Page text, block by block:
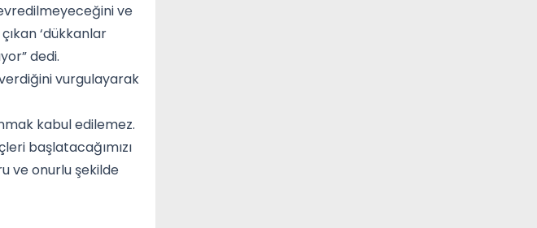
ve
‘dükkanlar
dedi.
vurgulayarak
kabul edilemez.
başlatacağımızı
ve onurlu şekilde